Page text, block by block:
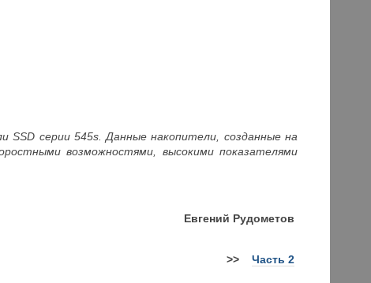
SSD серии 545s. Данные накопители, созданные на
возможностями, высокими показателями
Евгений Рудометов
>> Часть 2